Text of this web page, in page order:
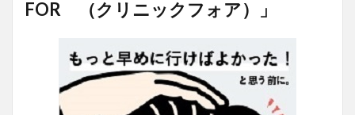
FOR （クリニックフォア）」